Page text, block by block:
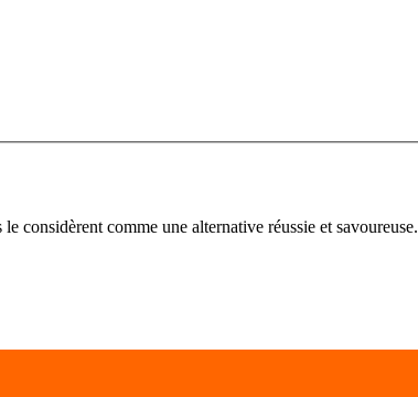
considèrent comme une alternative réussie et savoureuse.